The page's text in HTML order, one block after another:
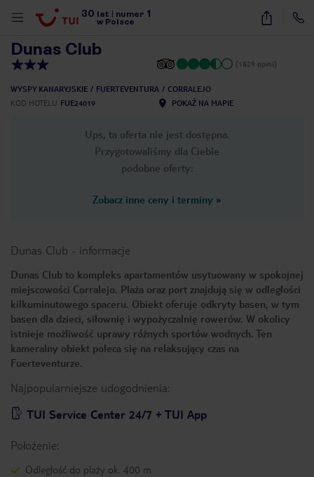
30 lat numer 1
w Polsce
20
Dunas Club
(1829 opinii)
WYSPY KANARYJSKIE FUERTEVENTURA
CORRALEJO
KOD HOTELU FUE24019 POKAŻ NA MAPIE
Ups, ta oferta nie jest dostępna.
Przygotowaliśmy dla Ciebie
podobne oferty:
Zobacz inne ceny i terminy »
Dunas Club - informacje
Dunas Club to kompleks apartamentów usytuowany w spokojnej
miejscowości Corralejo. Plaża oraz port znajdują się w odległości
kilkuminutowego spaceru. Obiekt oferuje odkryty basen, w tym
basen dla dzieci, siłownię i wypożyczalnię rowerów. W okolicy
istnieje możliwość uprawy różnych sportów wodnych. Ten
kameralny obiekt poleca się na relaksujący czas na
Fuerteventurze.
Najpopularniejsze udogodnienia:
TUI Service Center 24/7 + TUI App
Położenie:
Odległość do plaży ok. 400 m